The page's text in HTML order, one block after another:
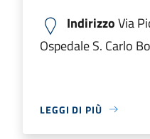
IndirizzoVia
Ospedale S. Carlo
LEGGI DI PIÙ